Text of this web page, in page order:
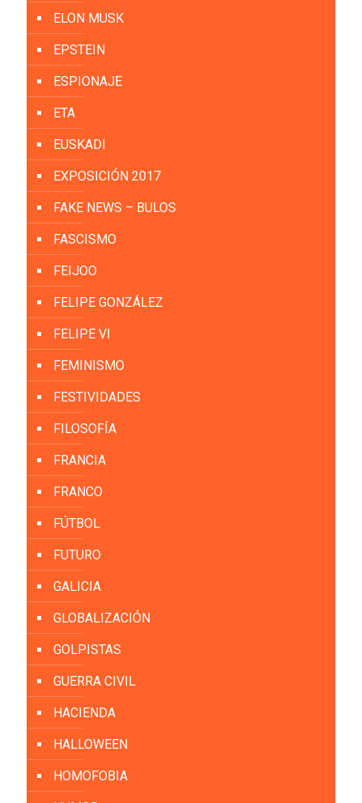
ELON MUSK
EPSTEIN
ESPIONAJE
ETA
EUSKADI
EXPOSICIÓN 2017
FAKE NEWS – BULOS
FASCISMO
FEIJOO
FELIPE GONZÁLEZ
FELIPE VI
FEMINISMO
FESTIVIDADES
FILOSOFÍA
FRANCIA
FRANCO
FÚTBOL
FUTURO
GALICIA
GLOBALIZACIÓN
GOLPISTAS
GUERRA CIVIL
HACIENDA
HALLOWEEN
HOMOFOBIA